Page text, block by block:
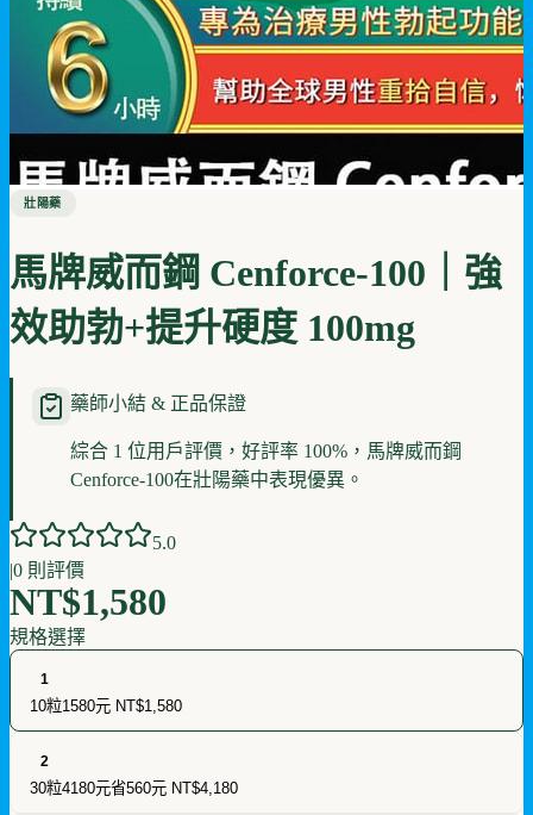
壯陽藥
馬牌威而鋼 Cenforce-100｜強
效助勃+提升硬度 100mg
藥師小結 & 正品保證
綜合 1 位用戶評價，好評率 100%，馬牌威而鋼
Cenforce-100在壯陽藥中表現優異。
5.0
|0 則評價
NT$1,580
規格選擇
1
10粒1580元 NT$1,580
2
30粒4180元省560元 NT$4,180